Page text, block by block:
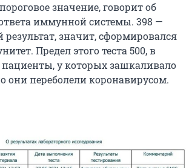
значение, говорит об
иммунной системы. 398 —
значит, сформировался
Предел этого теста 500, в
у которых зашкаливало
они переболели коронавирусом.